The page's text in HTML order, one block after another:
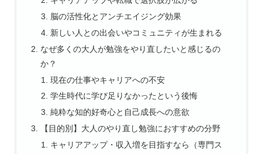
脳の活性化とアンチエイジング効果
新しい人との出会いやコミュニティが生まれる
なぜ多くの大人が勉強をやり直したいと感じるの
か？
現在の仕事やキャリアへの不安
学生時代に学び足りなかったという後悔
純粋な知的好奇心と自己成長への意欲
【目的別】大人のやり直し勉強におすすめの分野
キャリアアップ・収入増を目指すなら（専門ス